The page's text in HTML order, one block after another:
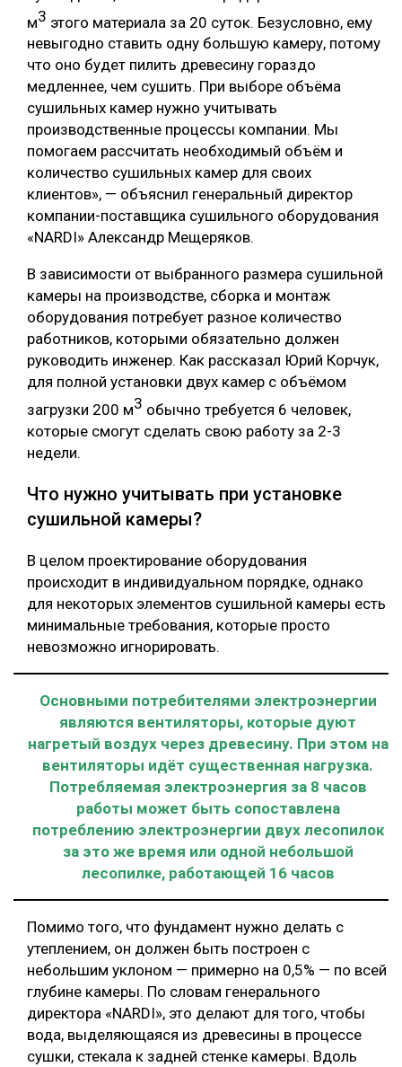
м3 этого материала за 20 суток. Безусловно, ему
невыгодно ставить одну большую камеру, потому
что оно будет пилить древесину гораздо
медленнее, чем сушить. При выборе объёма
сушильных камер нужно учитывать
производственные процессы компании. Мы
помогаем рассчитать необходимый объём и
количество сушильных камер для своих
клиентов», — объяснил генеральный директор
компании-поставщика сушильного оборудования
«NARDI» Александр Мещеряков.
В зависимости от выбранного размера сушильной
камеры на производстве, сборка и монтаж
оборудования потребует разное количество
работников, которыми обязательно должен
руководить инженер. Как рассказал Юрий Корчук,
для полной установки двух камер с объёмом
загрузки 200 м3 обычно требуется 6 человек,
которые смогут сделать свою работу за 2-3
недели.
Что нужно учитывать при установке
сушильной камеры?
В целом проектирование оборудования
происходит в индивидуальном порядке, однако
для некоторых элементов сушильной камеры есть
минимальные требования, которые просто
невозможно игнорировать.
Основными потребителями электроэнергии
являются вентиляторы, которые дуют
нагретый воздух через древесину. При этом на
вентиляторы идёт существенная нагрузка.
Потребляемая электроэнергия за 8 часов
работы может быть сопоставлена
потреблению электроэнергии двух лесопилок
за это же время или одной небольшой
лесопилке, работающей 16 часов
Помимо того, что фундамент нужно делать с
утеплением, он должен быть построен с
небольшим уклоном — примерно на 0,5% — по всей
глубине камеры. По словам генерального
директора «NARDI», это делают для того, чтобы
вода, выделяющаяся из древесины в процессе
сушки, стекала к задней стенке камеры. Вдоль